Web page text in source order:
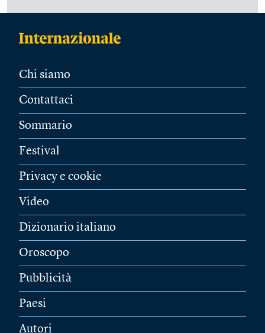
Chi siamo
Contattaci
Sommario
Festival
Privacy e cookie
Video
Dizionario italiano
Oroscopo
Pubblicità
Paesi
Autori